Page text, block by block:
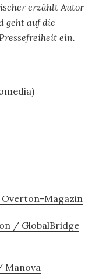
erzählt Autor
geht auf die
ein.
)
Magazin
/ GlobalBridge
Manova